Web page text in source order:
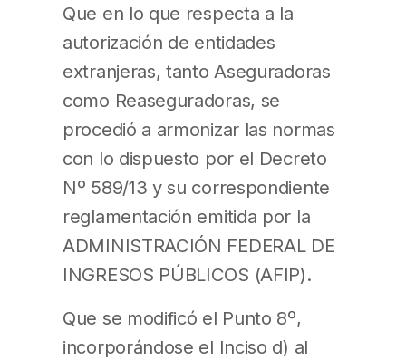
Que en lo que respecta a la
autorización de entidades
extranjeras, tanto Aseguradoras
como Reaseguradoras, se
procedió a armonizar las normas
con lo dispuesto por el Decreto
Nº 589/13 y su correspondiente
reglamentación emitida por la
ADMINISTRACIÓN FEDERAL DE
INGRESOS PÚBLICOS (AFIP).
Que se modificó el Punto 8º,
incorporándose el Inciso d) al